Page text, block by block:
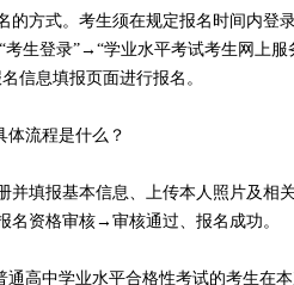
方式。考生须在规定报名时间内登
“考生登录”→“学业水平考试考生网上
信息填报页面进行报名。
流程是什么？
填报基本信息、上传本人照片及相
资格审核→审核通过、报名成功。
高中学业水平合格性考试的考生在本